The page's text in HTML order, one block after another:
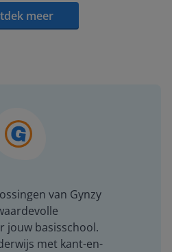
meer
van Gynzy
jouw basisschool.
met kant-en-